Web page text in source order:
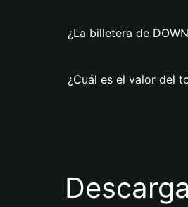
¿La billetera de
¿Cuál es el valor del